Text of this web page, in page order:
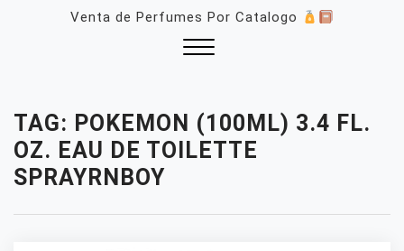
Venta de Perfumes Por Catalogo
TAG: POKEMON (100ML) 3.4 FL.
OZ. EAU DE TOILETTE
SPRAYRNBOY